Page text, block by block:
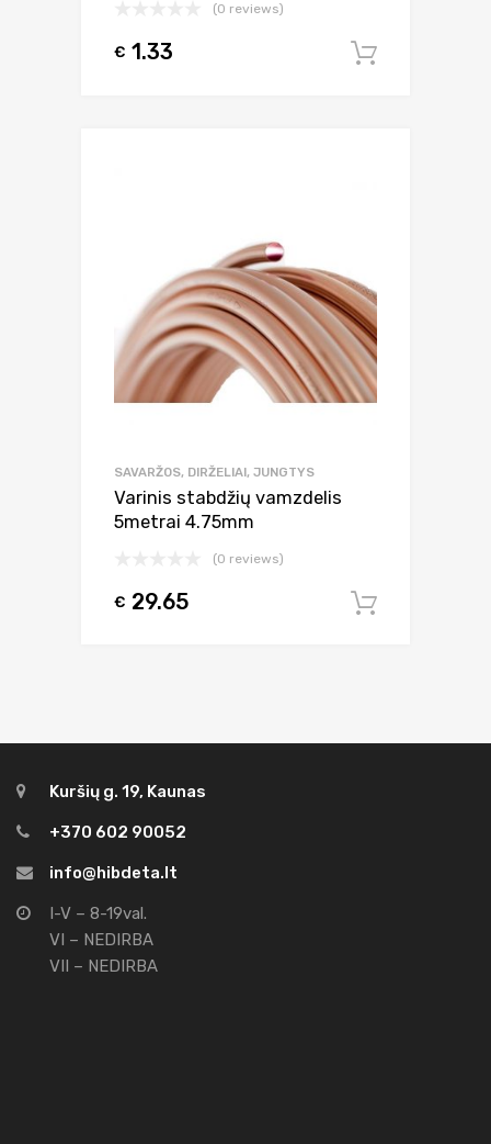
(0 reviews)
€ 1.33
SAVARŽOS, DIRŽELIAI, JUNGTYS
Varinis stabdžių vamzdelis
5metrai 4.75mm
(0 reviews)
€ 29.65
Kuršių g. 19, Kaunas
+370 602 90052
info@hibdeta.lt
I-V – 8-19val.
VI – NEDIRBA
VII – NEDIRBA